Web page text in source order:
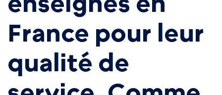
France pour leur
qualité de